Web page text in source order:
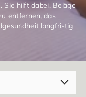
Sie hilft dabei, Beläge
entfernen, das
langfristig